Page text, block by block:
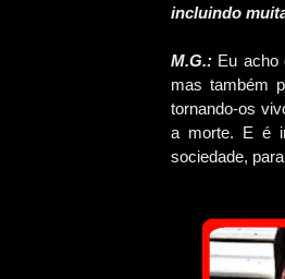
incluindo
M.G.: Eu acho
mas também
tornando-os
a morte. E é
sociedade,